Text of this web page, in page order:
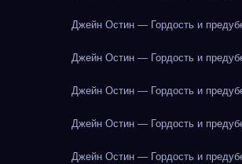
Джейн Остин — Гордость и
Джейн Остин — Гордость и
Джейн Остин — Гордость и
Джейн Остин — Гордость и
Джейн Остин — Гордость и